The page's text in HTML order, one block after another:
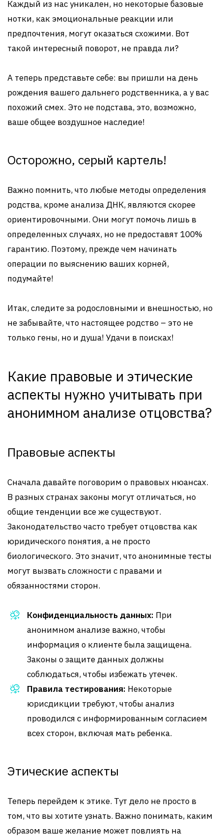
Каждый из нас уникален, но некоторые базовые
нотки, как эмоциональные реакции или
предпочтения, могут оказаться схожими. Вот
такой интересный поворот, не правда ли?
А теперь представьте себе: вы пришли на день
рождения вашего дальнего родственника, а у вас
похожий смех. Это не подстава, это, возможно,
ваше общее воздушное наследие!
Осторожно, серый картель!
Важно помнить, что любые методы определения
родства, кроме анализа ДНК, являются скорее
ориентировочными. Они могут помочь лишь в
определенных случаях, но не предоставят 100%
гарантию. Поэтому, прежде чем начинать
операции по выяснению ваших корней,
подумайте!
Итак, следите за родословными и внешностью, но
не забывайте, что настоящее родство – это не
только гены, но и душа! Удачи в поисках!
Какие правовые и этические
аспекты нужно учитывать при
анонимном анализе отцовства?
Правовые аспекты
Сначала давайте поговорим о правовых нюансах.
В разных странах законы могут отличаться, но
общие тенденции все же существуют.
Законодательство часто требует отцовства как
юридического понятия, а не просто
биологического. Это значит, что анонимные тесты
могут вызвать сложности с правами и
обязанностями сторон.
Конфиденциальность данных: При
анонимном анализе важно, чтобы
информация о клиенте была защищена.
Законы о защите данных должны
соблюдаться, чтобы избежать утечек.
Правила тестирования: Некоторые
юрисдикции требуют, чтобы анализ
проводился с информированным согласием
всех сторон, включая мать ребенка.
Этические аспекты
Теперь перейдем к этике. Тут дело не просто в
том, что вы хотите узнать. Важно понимать, каким
образом ваше желание может повлиять на